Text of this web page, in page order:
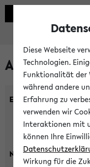
Alle
Einrichtung:
Nachname:
Diese Webseite
Technologien.
Funktionalität der
während andere
Erfahrung zu
verwenden wir
Interaktionen mit
können Ihre
Wirkung für die